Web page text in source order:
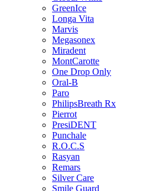
GreenIce
Longa Vita
Marvis
Megasonex
Miradent
MontCarotte
One Drop Only
Oral-B
Paro
PhilipsBreath Rx
Pierrot
PresiDENT
Punchale
R.O.C.S
Rasyan
Remars
Silver Care
Smile Guard